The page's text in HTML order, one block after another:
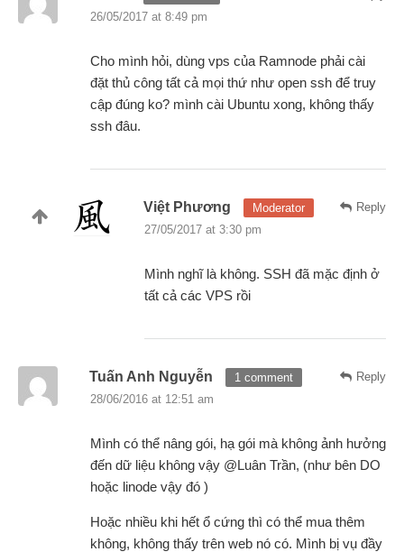
26/05/2017 at 8:49 pm
Cho mình hỏi, dùng vps của Ramnode phải cài
đặt thủ công tất cả mọi thứ như open ssh để truy
cập đúng ko? mình cài Ubuntu xong, không thấy
ssh đâu.
Reply
Việt Phương
Moderator
27/05/2017 at 3:30 pm
Mình nghĩ là không. SSH đã mặc định ở
tất cả các VPS rồi
Reply
Tuấn Anh Nguyễn
1 comment
28/06/2016 at 12:51 am
Mình có thể nâng gói, hạ gói mà không ảnh hưởng
đến dữ liệu không vậy @Luân Trần, (như bên DO
hoặc linode vậy đó )
Hoặc nhiều khi hết ổ cứng thì có thể mua thêm
không, không thấy trên web nó có. Mình bị vụ đầy